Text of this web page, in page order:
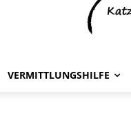
VERMITTLUNGSHILFE